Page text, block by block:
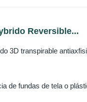
Reversible...
3D transpirable
de fundas de tela o